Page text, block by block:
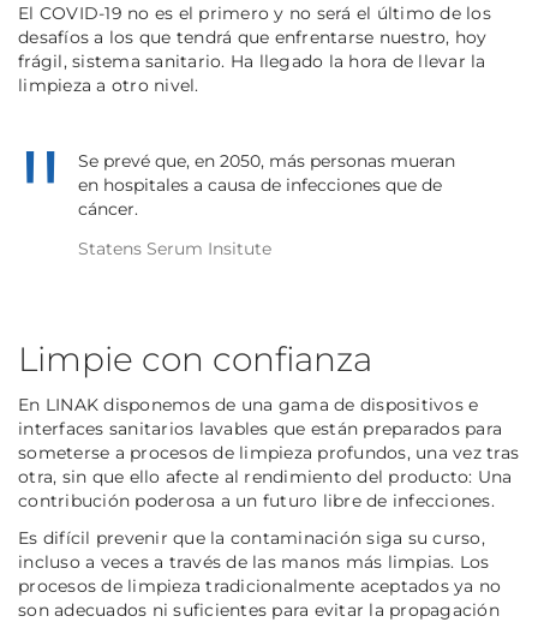
El COVID-19 no es el primero y no será el último de los
desafíos a los que tendrá que enfrentarse nuestro, hoy
frágil, sistema sanitario. Ha llegado la hora de llevar la
limpieza a otro nivel.
Se prevé que, en 2050, más personas mueran
en hospitales a causa de infecciones que de
cáncer.
Statens Serum Insitute
Limpie con confianza
En LINAK disponemos de una gama de dispositivos e
interfaces sanitarios lavables que están preparados para
someterse a procesos de limpieza profundos, una vez tras
otra, sin que ello afecte al rendimiento del producto: Una
contribución poderosa a un futuro libre de infecciones.
Es difícil prevenir que la contaminación siga su curso,
incluso a veces a través de las manos más limpias. Los
procesos de limpieza tradicionalmente aceptados ya no
son adecuados ni suficientes para evitar la propagación